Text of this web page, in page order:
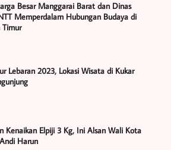
Besar Manggarai Barat dan Dinas
Memperdalam Hubungan Budaya di
Lebaran 2023, Lokasi Wisata di Kukar
Kenaikan Elpiji 3 Kg, Ini Alsan Wali Kota
Harun